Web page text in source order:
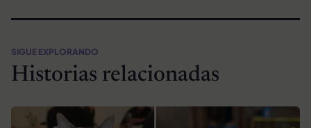
SIGUE EXPLORANDO
Historias relacionadas